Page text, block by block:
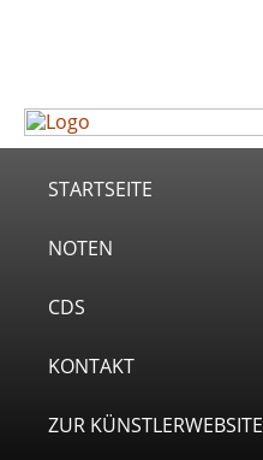
STARTSEITE
NOTEN
CDS
KONTAKT
ZUR KÜNSTLERWEBSITE